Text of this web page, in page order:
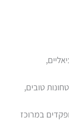
טובים,
12 צ'קים המופקדים במרוכז